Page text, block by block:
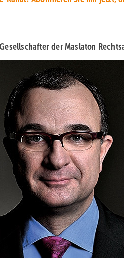
der Maslaton